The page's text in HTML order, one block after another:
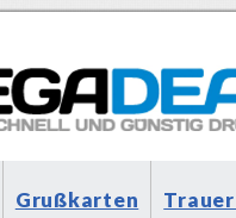
Grußkarten